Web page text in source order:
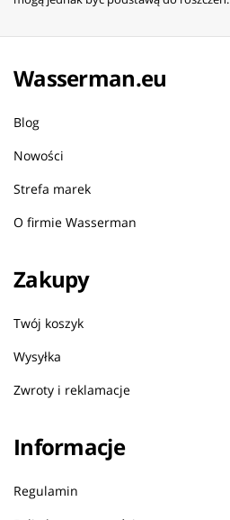
Wasserman.eu
Blog
Nowości
Strefa marek
O firmie Wasserman
Zakupy
Twój koszyk
Wysyłka
Zwroty i reklamacje
Informacje
Regulamin